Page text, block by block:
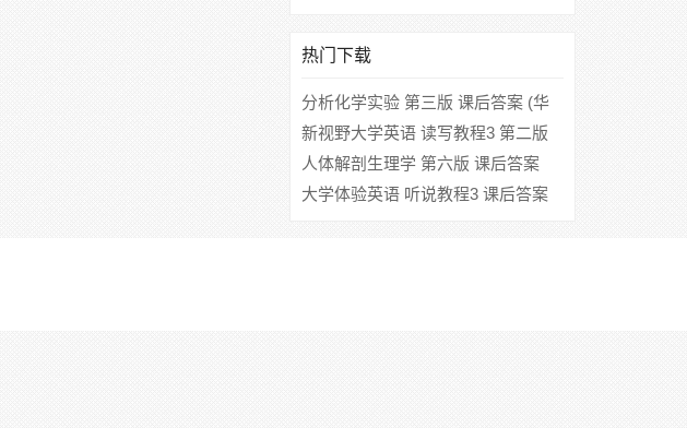
热门下载
分析化学实验 第三版 课后答案 (华
中师范大学)
新视野大学英语 读写教程3 第二版
课后答案
人体解剖生理学 第六版 课后答案
(岳利民 崔慧先)
大学体验英语 听说教程3 课后答案